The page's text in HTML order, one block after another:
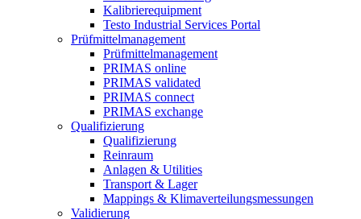
Kalibrierequipment
Testo Industrial Services Portal
Prüfmittelmanagement
Prüfmittelmanagement
PRIMAS online
PRIMAS validated
PRIMAS connect
PRIMAS exchange
Qualifizierung
Qualifizierung
Reinraum
Anlagen & Utilities
Transport & Lager
Mappings & Klimaverteilungsmessungen
Validierung